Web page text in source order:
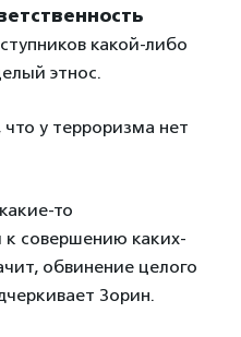
какой-либо
этнос.
у терроризма нет
то
к совершению каких-
обвинение целого
Зорин.